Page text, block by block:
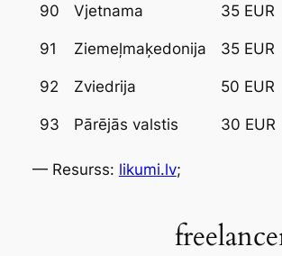
90 Vjetnama 35 EUR
91 Ziemeļmaķedonija 35 EUR
92 Zviedrija 50 EUR
93 Pārējās valstis 30 EUR
— Resurss: likumi.lv;